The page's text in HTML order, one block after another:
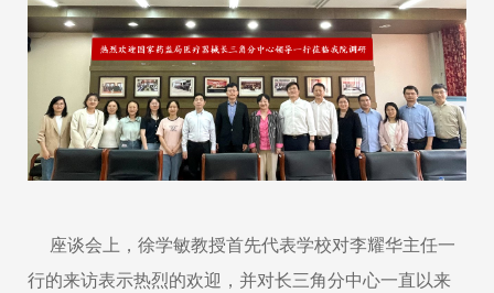
座谈会上， 徐学敏教授首先代表学校对李耀华主任一
行的来访表示热烈的欢迎，并对长三角分中心一直以来